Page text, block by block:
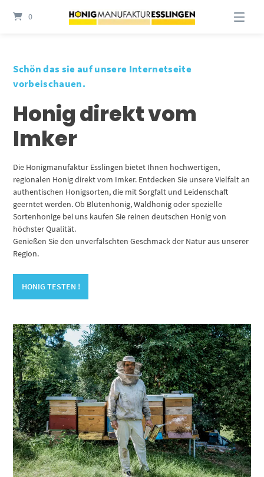
zum
0
Schön das sie auf unsere Internetseite
vorbeischauen.
Honig direkt vom
Imker
Die Honigmanufaktur Esslingen bietet Ihnen hochwertigen,
regionalen Honig direkt vom Imker. Entdecken Sie unsere Vielfalt an
authentischen Honigsorten, die mit Sorgfalt und Leidenschaft
geerntet werden. Ob Blütenhonig, Waldhonig oder spezielle
Sortenhonige bei uns kaufen Sie reinen deutschen Honig von
höchster Qualität.
Genießen Sie den unverfälschten Geschmack der Natur aus unserer
Region.
HONIG TESTEN !